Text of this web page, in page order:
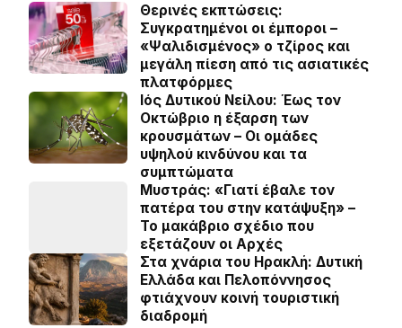
Θερινές εκπτώσεις:
Συγκρατημένοι οι έμποροι –
«Ψαλιδισμένος» ο τζίρος και
μεγάλη πίεση από τις ασιατικές
πλατφόρμες
Ιός Δυτικού Νείλου: Έως τον
Οκτώβριο η έξαρση των
κρουσμάτων – Οι ομάδες
υψηλού κινδύνου και τα
συμπτώματα
Μυστράς: «Γιατί έβαλε τον
πατέρα του στην κατάψυξη» –
Το μακάβριο σχέδιο που
εξετάζουν οι Αρχές
Στα χνάρια του Ηρακλή: Δυτική
Ελλάδα και Πελοπόννησος
φτιάχνουν κοινή τουριστική
διαδρομή